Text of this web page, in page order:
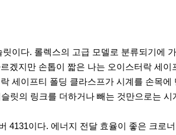
이다. 롤렉스의 고급 모델로 분류되기에
겠지만 손톱이 짧은 나는 오이스터락 세
세이프티 폴딩 클라스프가 시계를 손목
릿의 링크를 더하거나 빼는 것만으로는
4131이다. 에너지 전달 효율이 좋은 크